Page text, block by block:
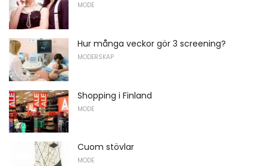
MODE
Hur många veckor gör 3 screening?
MODERSKAP
Shopping i Finland
MODE
Cuom stövlar
MODE